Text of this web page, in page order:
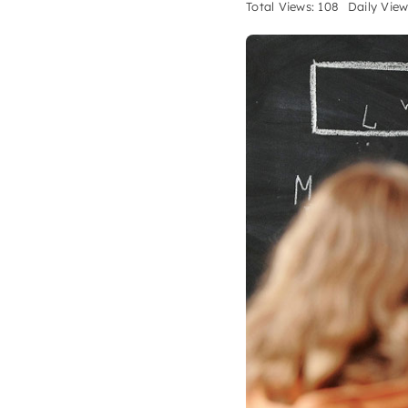
Total Views: 108 Daily